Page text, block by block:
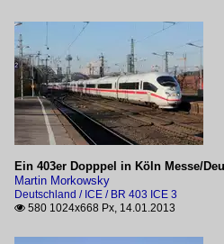
Ein 403er Dopppel in Köln Messe/
Martin Morkowsky
Deutschland / ICE / BR 403 ICE 3
 580 1024x668 Px, 14.01.2013